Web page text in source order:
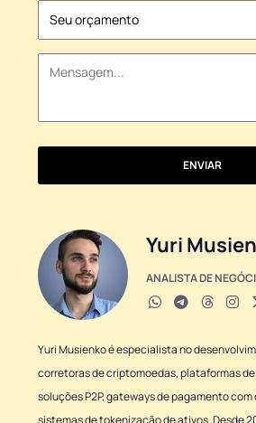
States
+1
ENVIAR
Yuri
ANALISTA DE
Yuri Musienko é especialista no
corretoras de criptomoedas, plataformas
soluções P2P, gateways de pagamento
sistemas de tokenização de ativos. Desde